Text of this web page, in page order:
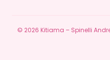
© 2026 Kitiama – Spinelli